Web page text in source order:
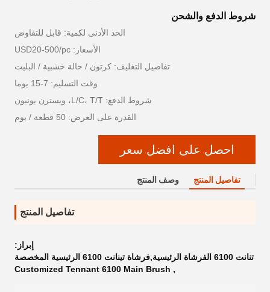
شروط الدفع والشحن
الحد الأدنى لكمية: قابل للتفاوض
الأسعار: USD20-500/pc
تفاصيل التغليف: كرتون / حالة خشبية / البليت
وقت التسليم: 7-15 يوما
شروط الدفع: L/C، T/T، ويسترن يونيون
القدرة على العرض: 50 قطعة / يوم
احصل على افضل سعر
تفاصيل المنتج وصف المنتج
تفاصيل المنتج
إبراز:
تنانت 6100 الفرشاة الرئيسية,فرشاة تينانت 6100 الرئيسية المخصصة
,
Customized Tennant 6100 Main Brush